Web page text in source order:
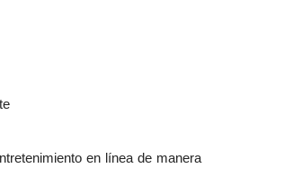
en línea de manera